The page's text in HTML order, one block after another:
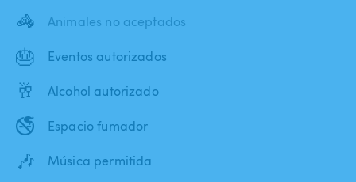
🦓 Animales no aceptados
🎂 Eventos autorizados
🥂 Alcohol autorizado
🚭 Espacio fumador
🎶 Música permitida